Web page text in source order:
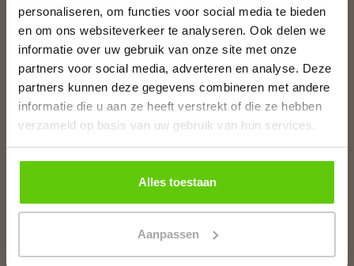
personaliseren, om functies voor social media te bieden
en om ons websiteverkeer te analyseren. Ook delen we
informatie over uw gebruik van onze site met onze
partners voor social media, adverteren en analyse. Deze
partners kunnen deze gegevens combineren met andere
informatie die u aan ze heeft verstrekt of die ze hebben
verzameld op basis van uw gebruik van hun services.
Alles toestaan
Aanpassen
Slagerij van Baar
De Stient 14A
E:info@runderkamp.nl